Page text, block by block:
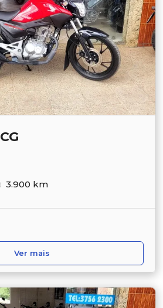
CG
3.900 km
Ver mais